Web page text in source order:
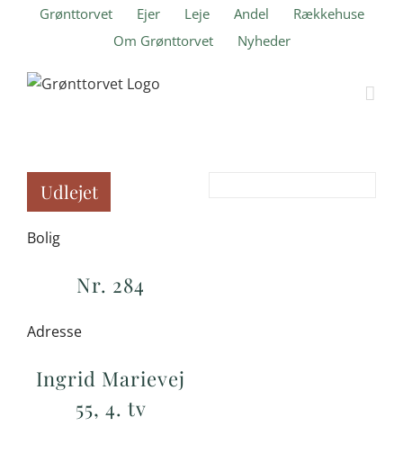
Grønttorvet Ejer Leje Andel
Rækkehuse
Om Grønttorvet
Nyheder
Udlejet
Bolig
Nr. 284
Adresse
Ingrid Marievej
55, 4. tv